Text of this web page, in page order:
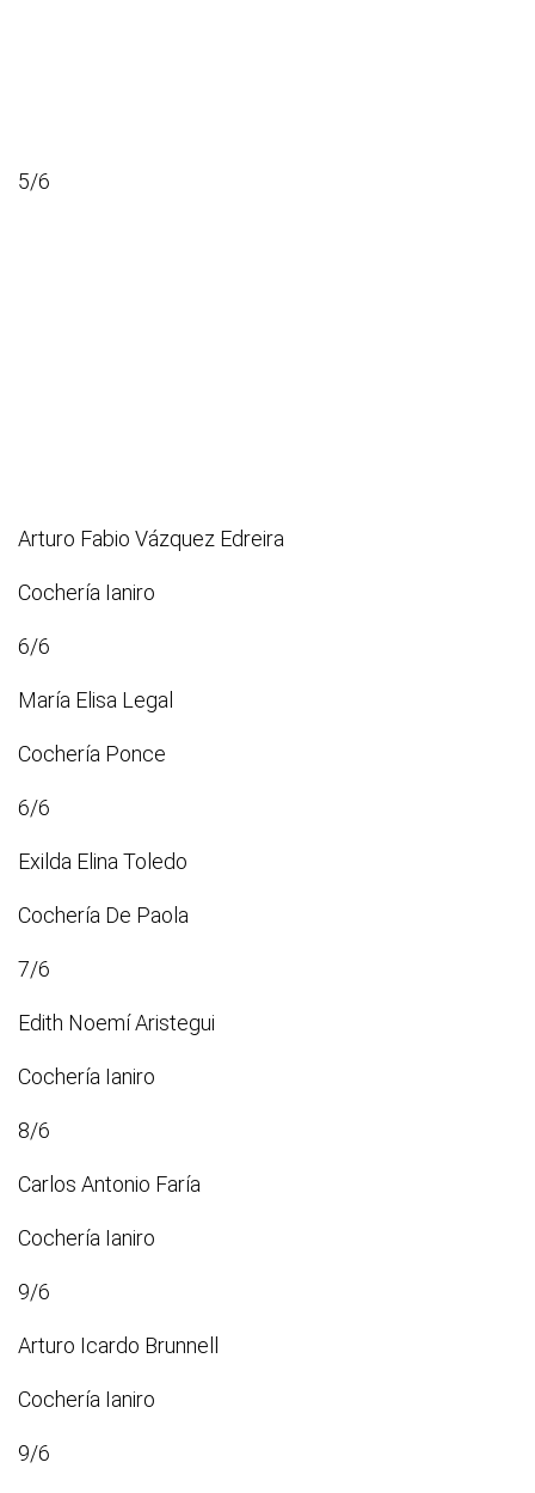
5/6
Arturo Fabio Vázquez Edreira
Cochería Ianiro
6/6
María Elisa Legal
Cochería Ponce
6/6
Exilda Elina Toledo
Cochería De Paola
7/6
Edith Noemí Aristegui
Cochería Ianiro
8/6
Carlos Antonio Faría
Cochería Ianiro
9/6
Arturo Icardo Brunnell
Cochería Ianiro
9/6